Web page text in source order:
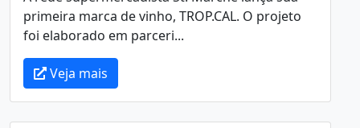
primeira marca de vinho, TROP.CAL. O projeto
foi elaborado em parceri...
Veja mais